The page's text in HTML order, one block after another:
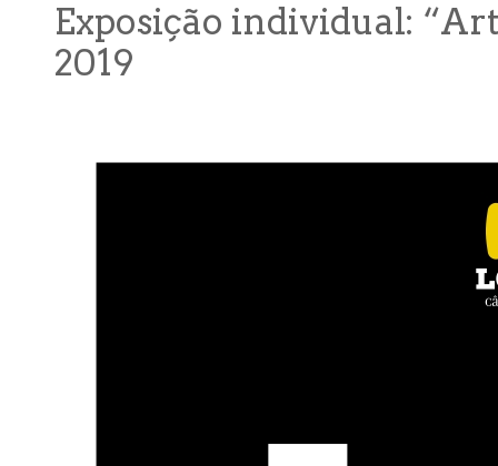
Exposição individual:
2019